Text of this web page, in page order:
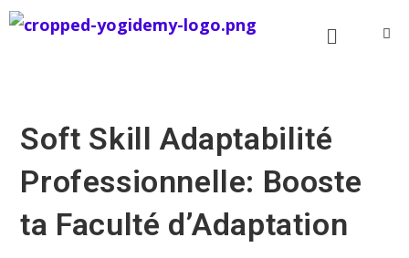
Soft Skill Adaptabilité
Professionnelle: Booste
ta Faculté d’Adaptation